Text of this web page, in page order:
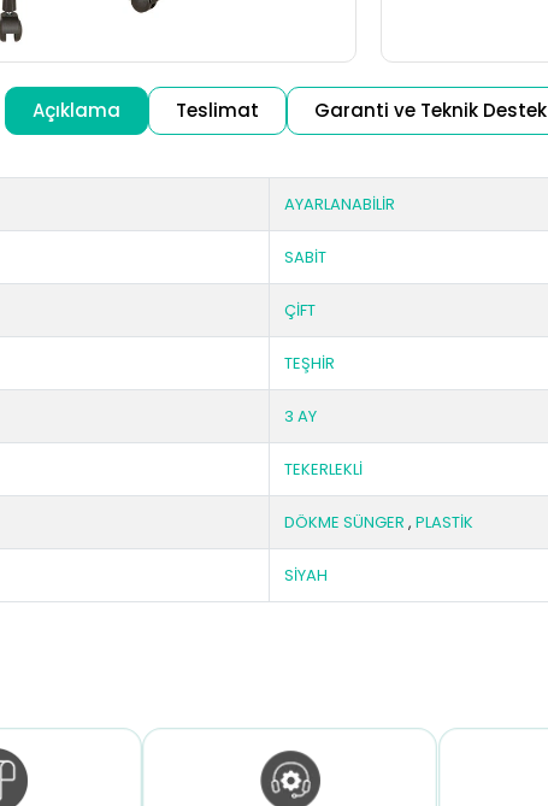
Açıklama Teslimat Garanti ve Teknik Destek
AYARLANABİLİR
SABİT
ÇİFT
TEŞHİR
3 AY
TEKERLEKLİ
DÖKME SÜNGER ,PLASTİK
SİYAH